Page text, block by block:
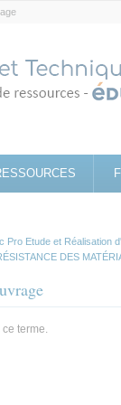
Pro Etude et Réalisation
DES
terme.